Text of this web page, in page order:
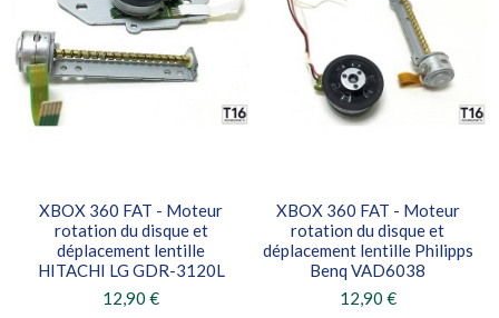
XBOX 360 FAT - Moteur
rotation du disque et
déplacement lentille
HITACHI LG GDR-3120L
12,90 €
XBOX 360 FAT - Moteur
rotation du disque et
déplacement lentille Philipps
Benq VAD6038
12,90 €